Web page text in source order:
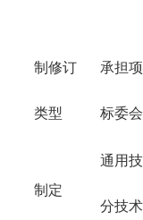
制修订
类型
承担
标委
制定
通用
分技